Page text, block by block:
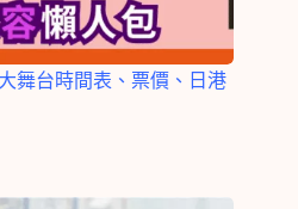
舞台時間表、票價、日港